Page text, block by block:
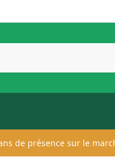
de présence sur le